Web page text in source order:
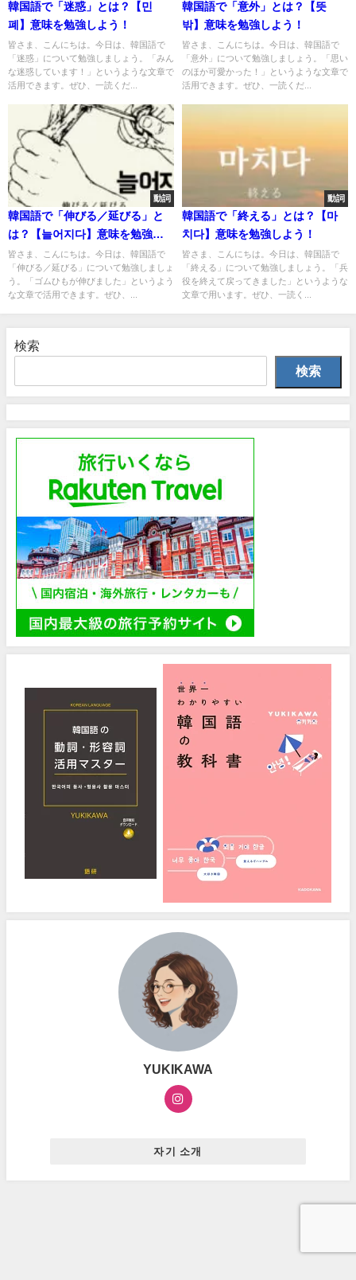
韓国語で「迷惑」とは？【민
폐】意味を勉強しよう！
皆さま、こんにちは。今日は、韓国語で
「迷惑」について勉強しましょう。「みん
な迷惑しています！」というような文章で
活用できます。ぜひ、一読くだ...
韓国語で「意外」とは？【뜻
밖】意味を勉強しよう！
皆さま、こんにちは。今日は、韓国語で
「意外」について勉強しましょう。「思い
のほか可愛かった！」というような文章で
活用できます。ぜひ、一読くだ...
動詞
韓国語で「伸びる／延びる」と
は？【늘어지다】意味を勉強し
よう！
皆さま、こんにちは。今日は、韓国語で
「伸びる／延びる」について勉強しましょ
う。「ゴムひもが伸びました」というよう
な文章で活用できます。ぜひ、...
動詞
韓国語で「終える」とは？【마
치다】意味を勉強しよう！
皆さま、こんにちは。今日は、韓国語で
「終える」について勉強しましょう。「兵
役を終えて戻ってきました」というような
文章で用います。ぜひ、一読く...
検索
検索
YUKIKAWA
자기 소개